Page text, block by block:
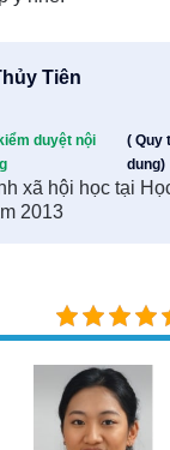
Tiên
duyệt nội
( Quy
dung)
xã hội học tại
2013